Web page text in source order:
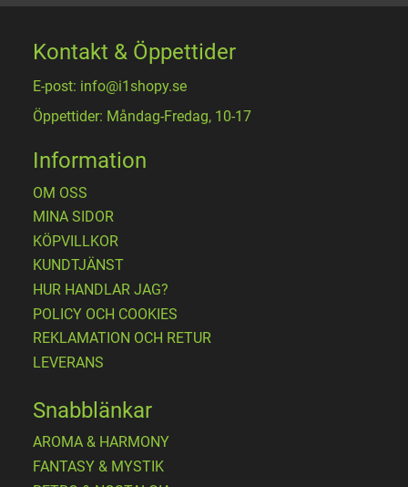
Kontakt & Öppettider
E-post: info@i1shopy.se
Öppettider: Måndag-Fredag, 10-17
Information
OM OSS
MINA SIDOR
KÖPVILLKOR
KUNDTJÄNST
HUR HANDLAR JAG?
POLICY OCH COOKIES
REKLAMATION OCH RETUR
LEVERANS
Snabblänkar
AROMA & HARMONY
FANTASY & MYSTIK